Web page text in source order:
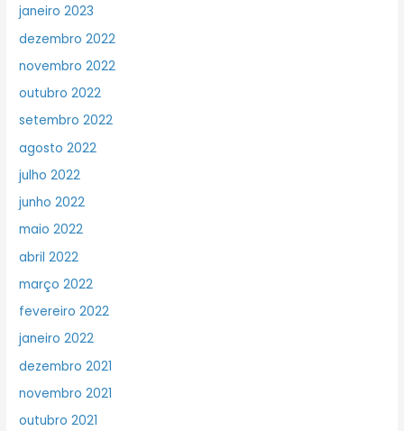
janeiro 2023
dezembro 2022
novembro 2022
outubro 2022
setembro 2022
agosto 2022
julho 2022
junho 2022
maio 2022
abril 2022
março 2022
fevereiro 2022
janeiro 2022
dezembro 2021
novembro 2021
outubro 2021